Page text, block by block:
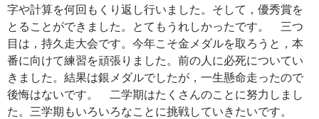
字や計算を何回もくり返し行いました。そして，優秀賞を
とることができました。とてもうれしかったです。 三つ
目は，持久走大会です。今年こそ金メダルを取ろうと，本
番に向けて練習を頑張りました。前の人に必死についてい
きました。結果は銀メダルでしたが，一生懸命走ったので
後悔はないです。 二学期はたくさんのことに努力しまし
た。三学期もいろいろなことに挑戦していきたいです。